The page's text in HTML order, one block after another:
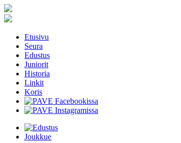
Etusivu
Seura
Edustus
Juniorit
Historia
Linkit
Koris
Joukkue